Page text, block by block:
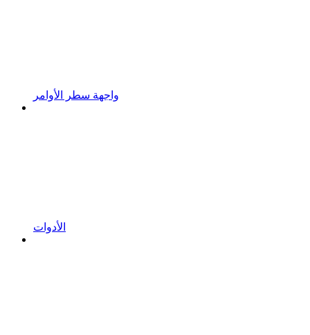
واجهة سطر الأوامر
الأدوات